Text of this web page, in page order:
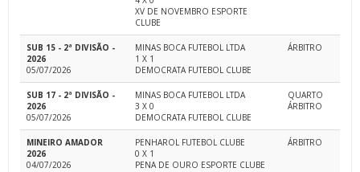
XV DE NOVEMBRO ESPORTE
CLUBE
SUB 15 - 2ª DIVISÃO -
2026
05/07/2026
MINAS BOCA FUTEBOL LTDA
1 X 1
DEMOCRATA FUTEBOL CLUBE
ÁRBITRO
SUB 17 - 2ª DIVISÃO -
2026
05/07/2026
MINAS BOCA FUTEBOL LTDA
3 X 0
DEMOCRATA FUTEBOL CLUBE
QUARTO
ÁRBITRO
MINEIRO AMADOR
2026
04/07/2026
PENHAROL FUTEBOL CLUBE
0 X 1
PENA DE OURO ESPORTE CLUBE
ÁRBITRO